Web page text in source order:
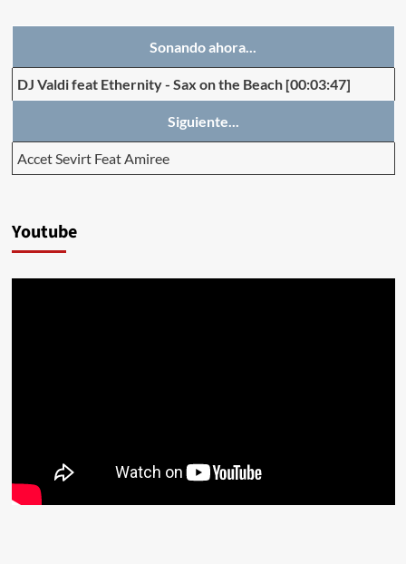
Sonando ahora...
DJ Valdi feat Ethernity- Sax on the Beach [00:03:47]
Siguiente...
Accet Sevirt Feat Amiree
Youtube